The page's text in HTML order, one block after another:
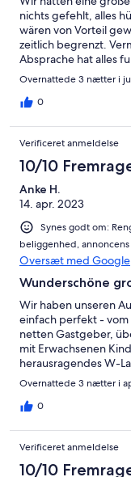
nichts gefehlt, alles
wären von Vorteil
zeitlich begrenzt.
Absprache hat alles
Overnattede 3 nætter i
0
Verificeret anmeldelse
10/10
Anke H.
14. apr. 2023
Synes godt om:
beliggenhed,
Oversæt med Google
Wunderschöne
Wir haben unseren
einfach perfekt -
netten Gastgeber,
mit Erwachsenen
herausragendes W-
man sich wünschen
Umgebung, die zu
einlädt. Wir haben
Overnattede 3 nætter i
0
Verificeret anmeldelse
10/10